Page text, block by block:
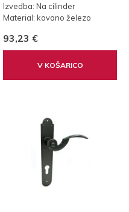
Izvedba: Na cilinder
Material: kovano železo
Standard: 92
93,23 €
V KOŠARICO